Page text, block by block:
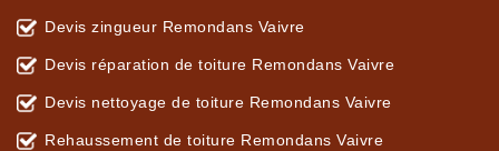
Devis zingueur Remondans Vaivre
Devis réparation de toiture Remondans Vaivre
Devis nettoyage de toiture Remondans Vaivre
Rehaussement de toiture Remondans Vaivre